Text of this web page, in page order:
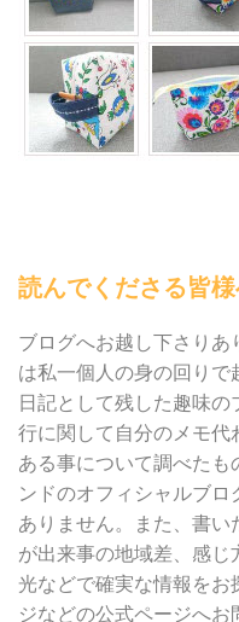
読んでくださる皆
ブログへお越し下さり
は私一個人の身の回りで
日記として残した趣味
行に関して自分のメモ代
ある事について調べたも
ンドのオフィシャルブ
ありません。また、書い
が出来事の地域差、感じ
光などで確実な情報をお
ジなどの公式ページへ